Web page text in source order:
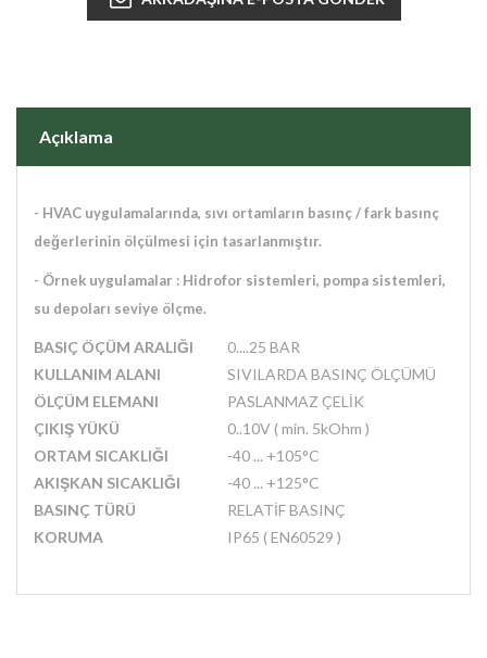
Açıklama
- HVAC uygulamalarında, sıvı ortamların basınç / fark basınç
değerlerinin ölçülmesi için tasarlanmıştır.
- Örnek uygulamalar : Hidrofor sistemleri, pompa sistemleri,
su depoları seviye ölçme.
BASIÇ ÖÇÜM ARALIĞI
0....25 BAR
KULLANIM ALANI
SIVILARDA BASINÇ ÖLÇÜMÜ
ÖLÇÜM ELEMANI
PASLANMAZ ÇELİK
ÇIKIŞ YÜKÜ
0..10V ( min. 5kOhm )
ORTAM SICAKLIĞI
-40 ... +105°C
AKIŞKAN SICAKLIĞI
-40 ... +125°C
BASINÇ TÜRÜ
RELATİF BASINÇ
KORUMA
IP65 ( EN60529 )